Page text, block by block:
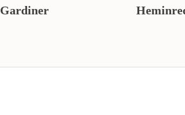
Gardiner